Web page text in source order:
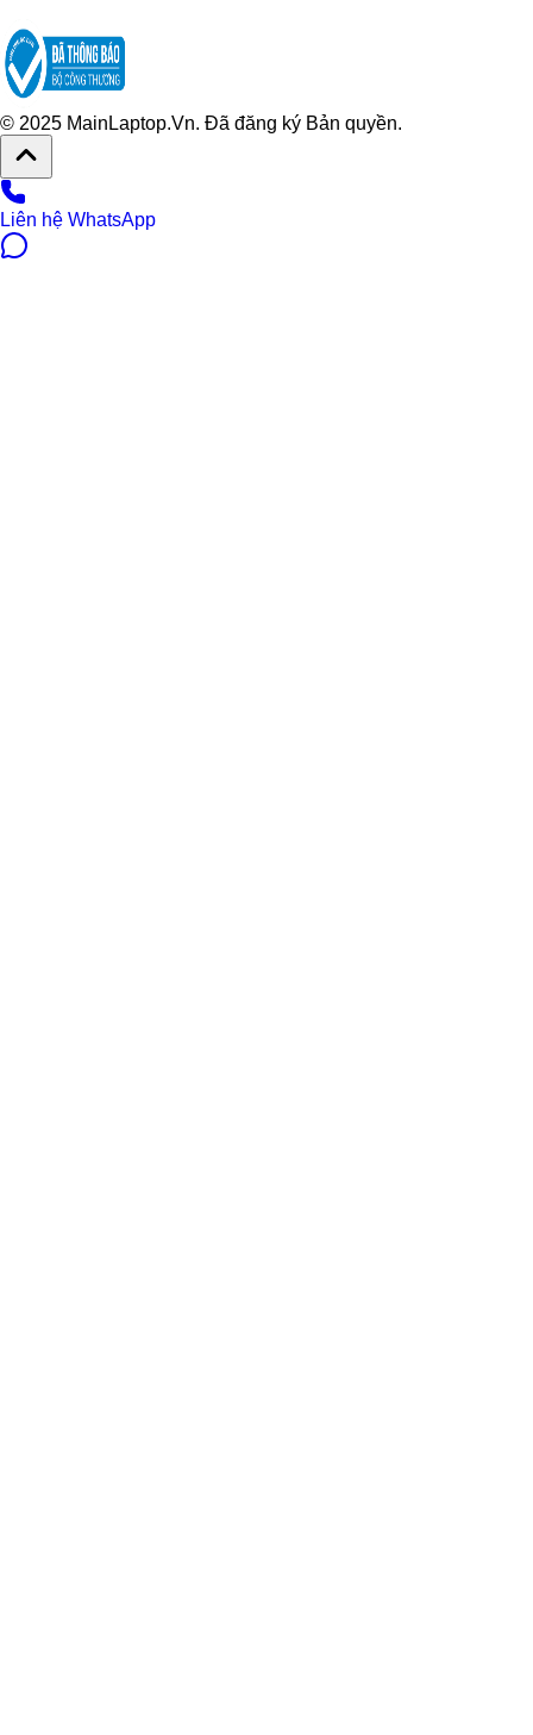
© 2025 MainLaptop.Vn. Đã đăng ký Bản quyền.
Liên hệ WhatsApp